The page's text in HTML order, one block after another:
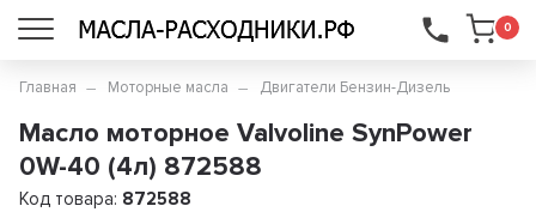
0
...
Главная Моторные масла Двигатели Бензин-Дизель
Масло моторное Valvoline SynPower
0W-40 (4л) 872588
Код товара: 872588